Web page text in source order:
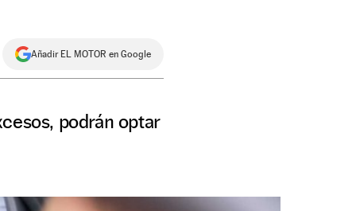
Añadir EL MOTOR en Google
podrán optar